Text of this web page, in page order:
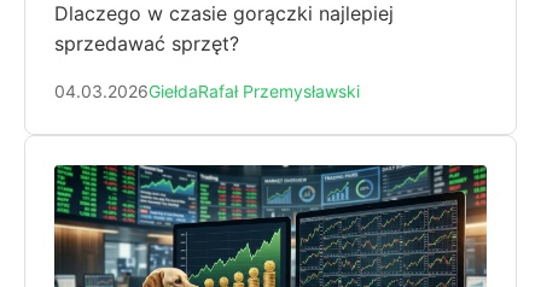
Dlaczego w czasie gorączki najlepiej
sprzedawać sprzęt?
04.03.2026GiełdaRafał Przemysławski